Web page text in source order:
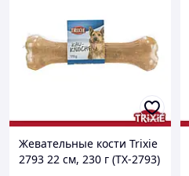
Жевательные кости Trixie
2793 22 см, 230 г (TX-2793)